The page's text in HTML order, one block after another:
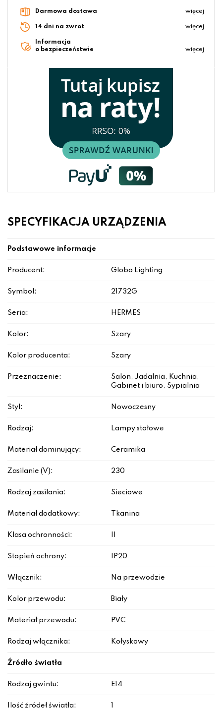
Darmowa dostawa więcej
14 dni na zwrot więcej
Informacja
o bezpieczeństwie
więcej
SPECYFIKACJA URZĄDZENIA
Podstawowe informacje
Producent: Globo Lighting
Symbol: 21732G
Seria: HERMES
Kolor: Szary
Kolor producenta: Szary
Przeznaczenie:
Salon, Jadalnia, Kuchnia,
Gabinet i biuro, Sypialnia
Styl: Nowoczesny
Rodzaj: Lampy stołowe
Materiał dominujący: Ceramika
Zasilanie (V): 230
Rodzaj zasilania: Sieciowe
Materiał dodatkowy: Tkanina
Klasa ochronności:
Stopień ochrony: IP20
Włącznik: Na przewodzie
Kolor przewodu: Biały
Materiał przewodu: PVC
Rodzaj włącznika: Kołyskowy
Źródło światła
Rodzaj gwintu: E14
Ilość źródeł światła: